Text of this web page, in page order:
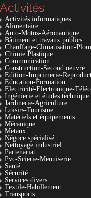
Activités
Activités informatiques
Alimentaire
Auto-Motos-Aéronautique
Bâtiment et travaux publics
Chauffage-Climatisation-
Chimie Plastique
Communication
Construction-Second oeuvre
Edition-Imprimerie-
Education-Formation
Electricité-Electronique-
Ingénierie et études technique
Jardinerie-Agriculture
Loisirs-Tourisme
Matériels et équipements
Mécanique
Metaux
Négoce spécialisé
Nettoyage industriel
Partenariat
Pvc-Scierie-Menuiserie
Santé
Sécurité
Services divers
Textile-Habillement
Transports